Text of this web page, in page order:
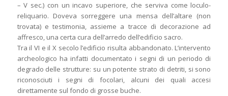
– V sec.) con un incavo superiore, che serviva come loculo-
reliquario. Doveva sorreggere una mensa dell’altare (non
trovata) e testimonia, assieme a tracce di decorazione ad
affresco, una certa cura dell’arredo dell’edificio sacro.
Tra il VI e il X secolo l’edificio risulta abbandonato. L’intervento
archeologico ha infatti documentato i segni di un periodo di
degrado delle strutture: su un potente strato di detriti, si sono
riconosciuti i segni di focolari, alcuni dei quali accesi
direttamente sul fondo di grosse buche.